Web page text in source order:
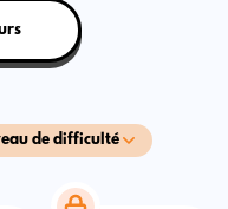
de difficulté